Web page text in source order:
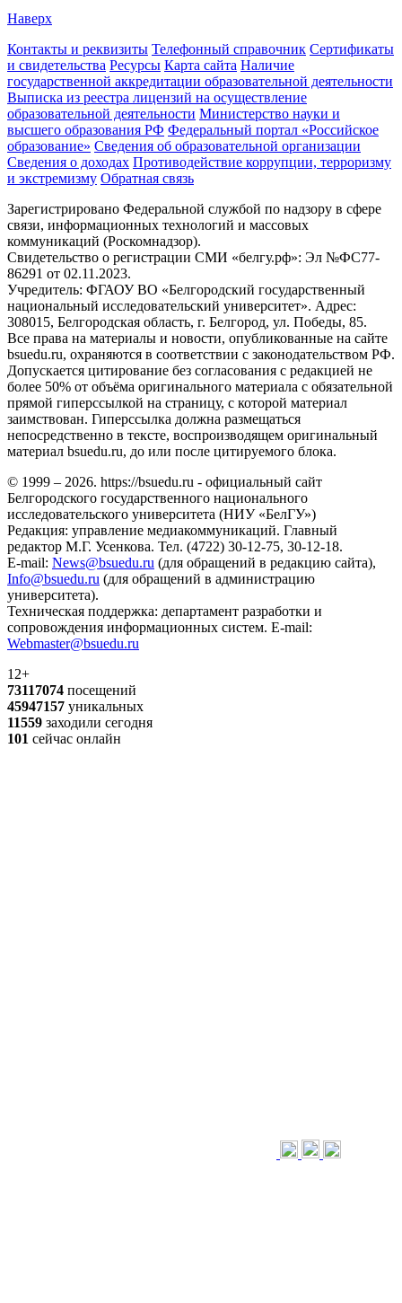
Наверх
Контакты и реквизиты Телефонный справочник Сертификаты
и свидетельства Ресурсы Карта сайта Наличие
государственной аккредитации образовательной деятельности
Выписка из реестра лицензий на осуществление
образовательной деятельности Министерствo науки и
высшего образования РФ Федеральный портал «Российское
образование» Сведения об образовательной организации
Сведения о доходах Противодействие коррупции, терроризму
и экстремизму Обратная связь
Зарегистрировано Федеральной службой по надзору в сфере
связи, информационных технологий и массовых
коммуникаций (Роскомнадзор).
Свидетельство о регистрации СМИ «белгу.рф»: Эл №ФС77-
86291 от 02.11.2023.
Учредитель: ФГАОУ ВО «Белгородский государственный
национальный исследовательский университет». Адрес:
308015, Белгородская область, г. Белгород, ул. Победы, 85.
Все права на материалы и новости, опубликованные на сайте
bsuedu.ru, охраняются в соответствии с законодательством РФ.
Допускается цитирование без согласования с редакцией не
более 50% от объёма оригинального материала с обязательной
прямой гиперссылкой на страницу, с которой материал
заимствован. Гиперссылка должна размещаться
непосредственно в тексте, воспроизводящем оригинальный
материал bsuedu.ru, до или после цитируемого блока.
© 1999 – 2026. https://bsuedu.ru - официальный сайт
Белгородского государственного национального
исследовательского университета (НИУ «БелГУ»)
Редакция: управление медиакоммуникаций. Главный
редактор М.Г. Усенкова. Тел. (4722) 30-12-75, 30-12-18.
E-mail: News@bsuedu.ru (для обращений в редакцию сайта),
Info@bsuedu.ru (для обращений в администрацию
университета).
Техническая поддержка: департамент разработки и
сопровождения информационных систем. E-mail:
Webmaster@bsuedu.ru
12+
73117074 посещений
45947157 уникальных
11559 заходили сегодня
101 сейчас онлайн